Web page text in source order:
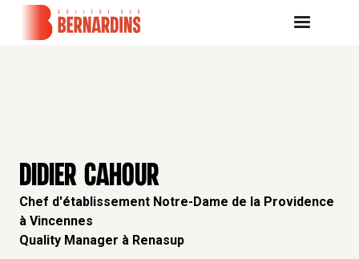
DIDIER CAHOUR
Chef d'établissement Notre-Dame de la Providence
à Vincennes
Quality Manager à Renasup